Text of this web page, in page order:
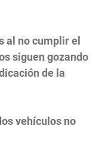
al no cumplir el
siguen gozando
de la
vehículos no